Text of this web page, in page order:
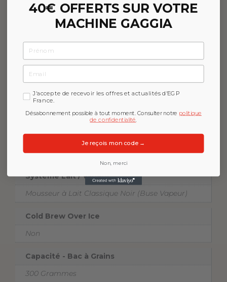
Gamme Automatique
Couleur
Noir
Nombre de Sélections
4 recettes disponibles
Gestion de Profils Utilisateurs
Non
Système Lait / Vapeur
Mousseur à Lait Classique Noir (Buse Vapeur)
Cold Brew Over Ice
Non
Capacité - Bac à Grains
300 Grammes
40€ OFFERTS SUR VOTRE
MACHINE GAGGIA
Prénom
Email
GDPRJ'accepte de recevoir les offres et actualités d'EGP
France.
Désabonnement possible à tout moment. Consulter notre politique
de confidentialité.
Je reçois mon code →
Non, merci